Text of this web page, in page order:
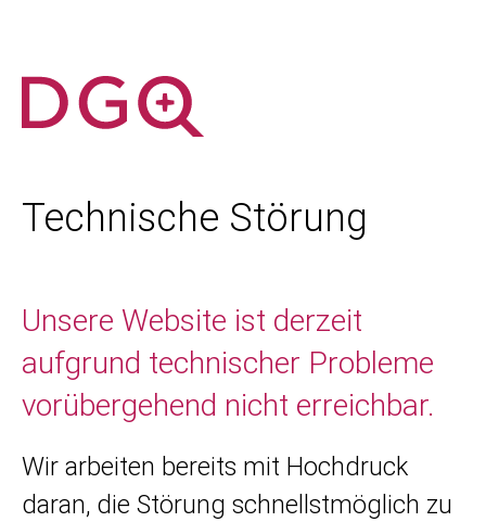
Technische Störung
Unsere Website ist derzeit
aufgrund technischer Probleme
vorübergehend nicht erreichbar.
Wir arbeiten bereits mit Hochdruck
daran, die Störung schnellstmöglich zu